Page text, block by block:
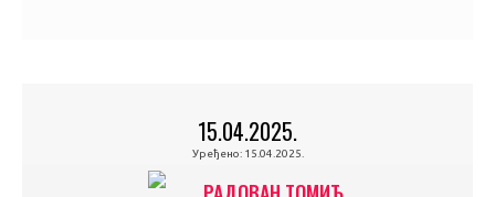
15.04.2025.
Уређено: 15.04.2025.